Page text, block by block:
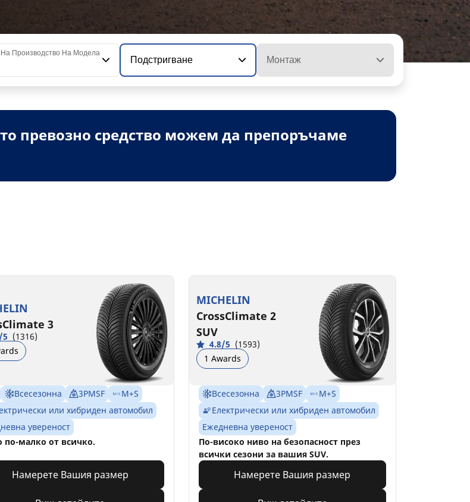
На Производство На Модела
Подстригване Монтаж
превозно средство можем да препоръчаме
3
5 (1316)
Всесезонна 3PMSF
M+S
или хибриден автомобил
увереност
малко от всичко.
Намерете Вашия размер
MICHELIN
CrossClimate 2
SUV
4.8/5 (1593)
1 Awards
Всесезонна 3PMSF
M+S
Електрически или хибриден автомобил
Ежедневна увереност
По-високо ниво на безопасност през
всички сезони за вашия SUV.
Намерете Вашия размер